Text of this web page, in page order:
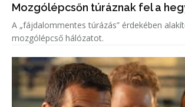
Mozgólépcsőn túráznak fel a
A „fájdalommentes túrázás” érdekében
mozgólépcső hálózatot.